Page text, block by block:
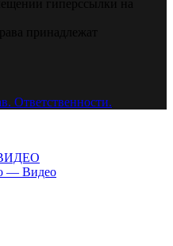
гиперссылки на
принадлежат
Ответственности.
— Видео